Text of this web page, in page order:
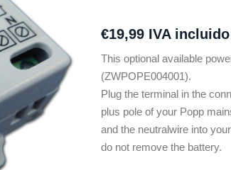
€19,99 IVA incluido
This optional available
(ZWPOPE004001).
Plug the terminal in the
plus pole of your Popp
and the neutralwire into
do not remove the battery.